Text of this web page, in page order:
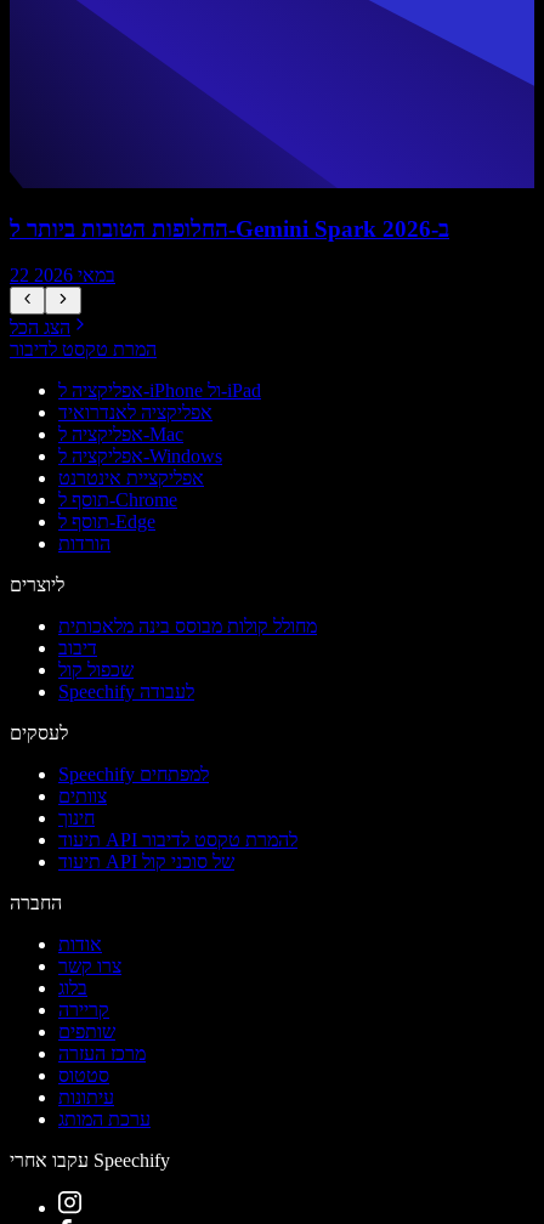
החלופות הטובות ביותר ל-Gemini Spark ב-2026
22 במאי 2026
הצג הכל
המרת טקסט לדיבור
אפליקציה ל-iPhone ול-iPad
אפליקציה לאנדרואיד
אפליקציה ל-Mac
אפליקציה ל-Windows
אפליקציית אינטרנט
תוסף ל-Chrome
תוסף ל-Edge
הורדות
ליוצרים
מחולל קולות מבוסס בינה מלאכותית
דיבוב
שכפול קול
Speechify לעבודה
לעסקים
Speechify למפתחים
צוותים
חינוך
תיעוד API להמרת טקסט לדיבור
תיעוד API של סוכני קול
החברה
אודות
צרו קשר
בלוג
קריירה
שותפים
מרכז העזרה
סטטוס
עיתונות
ערכת המותג
עקבו אחרי Speechify